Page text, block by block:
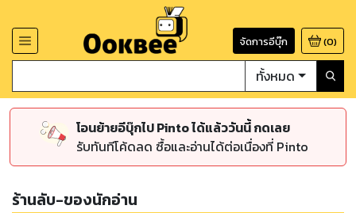
จัดการอีบุ๊ก (0)
ทั้งหมด
โอนย้ายอีบุ๊กไป Pinto ได้แล้ววันนี้ กดเลย
รับทันทีโค้ดลด ซื้อและอ่านได้ต่อเนื่องที่ Pinto
ร้านลับ-ของนักอ่าน